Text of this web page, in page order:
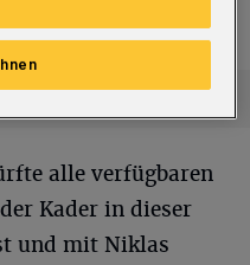
alle verfügbaren
Kader in dieser
und mit Niklas